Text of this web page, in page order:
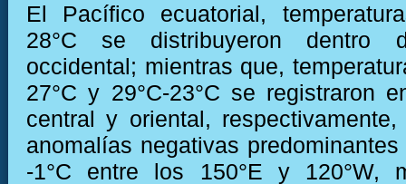
El Pacífico ecuatorial,
28°C se distribuyeron dentro
occidental; mientras que,
27°C y 29°C-23°C se registraron
central y oriental, respectivamente,
anomalías negativas predominantes
-1°C entre los 150°E y 120°W,